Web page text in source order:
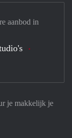
je makkelijk je
aanbod in